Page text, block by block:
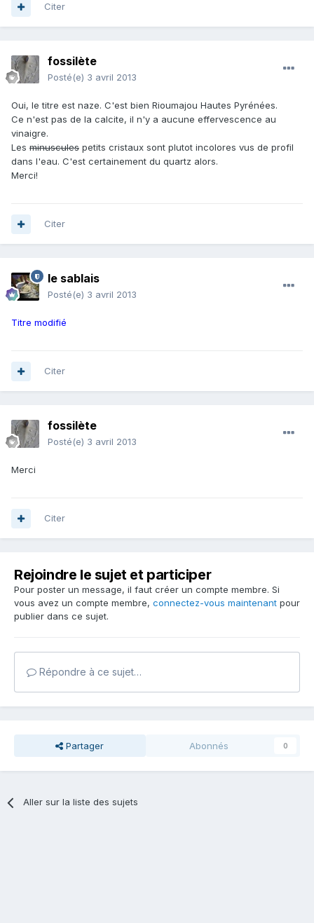
Citer
fossilète
Posté(e) 3 avril 2013
Oui, le titre est naze. C'est bien Rioumajou Hautes Pyrénées.
Ce n'est pas de la calcite, il n'y a aucune effervescence au
vinaigre.
Les minuscules petits cristaux sont plutot incolores vus de profil
dans l'eau. C'est certainement du quartz alors.
Merci!
Citer
le sablais
Posté(e) 3 avril 2013
Titre modifié
Citer
fossilète
Posté(e) 3 avril 2013
Merci
Citer
Rejoindre le sujet et participer
Pour poster un message, il faut créer un compte membre. Si
vous avez un compte membre, connectez-vous maintenant pour
publier dans ce sujet.
Répondre à ce sujet…
Partager Abonnés 0
Aller sur la liste des sujets